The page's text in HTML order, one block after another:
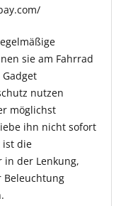
sie am Fahrrad
nutzen
möglichst
ihn nicht sofort
ist die
in der Lenkung,
Beleuchtung